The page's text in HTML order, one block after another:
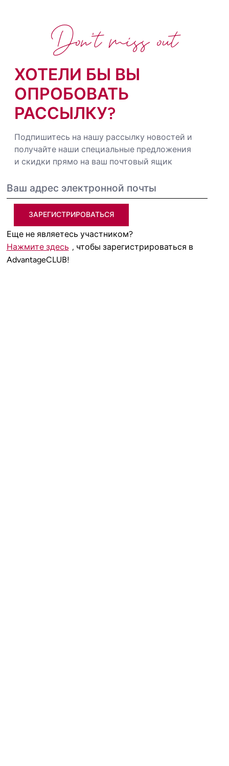
ХОТЕЛИ БЫ ВЫ
ОПРОБОВАТЬ
РАССЫЛКУ?
Подпишитесь на нашу рассылку новостей и
получайте наши специальные предложения
и скидки прямо на ваш почтовый ящик
ЗАРЕГИСТРИРОВАТЬСЯ
Еще не являетесь участником?
Нажмите здесь , чтобы зарегистрироваться в
AdvantageCLUB!
Don't miss out